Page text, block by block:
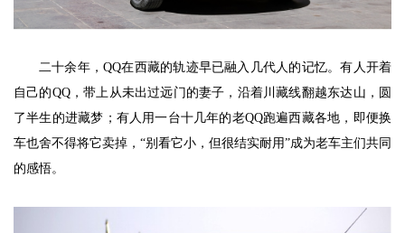
二十余年，QQ在西藏的轨迹早已融入几代人的记忆。有人开着
自己的QQ，带上从未出过远门的妻子，沿着川藏线翻越东达山，圆
了半生的进藏梦；有人用一台十几年的老QQ跑遍西藏各地，即便换
车也舍不得将它卖掉，“别看它小，但很结实耐用”成为老车主们共同
的感悟。